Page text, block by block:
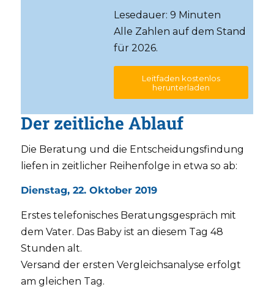
Lesedauer: 9 Minuten
Alle Zahlen auf dem Stand
für 2026.
Leitfaden kostenlos
herunterladen
Der zeitliche Ablauf
Die Beratung und die Entscheidungsfindung
liefen in zeitlicher Reihenfolge in etwa so ab:
Dienstag, 22. Oktober 2019
Erstes telefonisches Beratungsgespräch mit
dem Vater. Das Baby ist an diesem Tag 48
Stunden alt.
Versand der ersten Vergleichsanalyse erfolgt
am gleichen Tag.